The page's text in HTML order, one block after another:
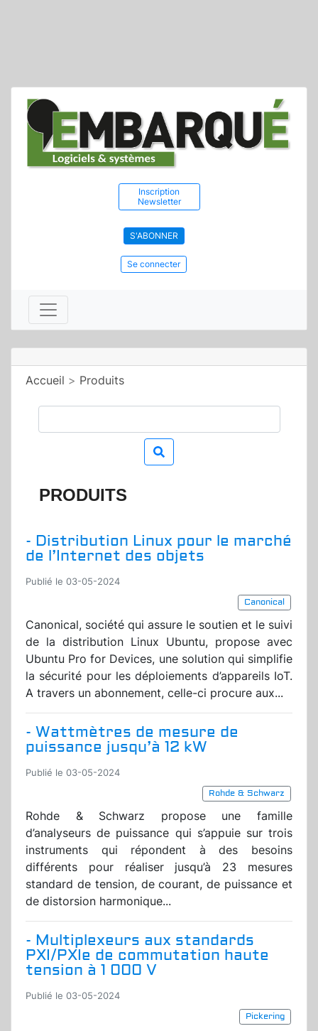
Inscription
Newsletter
S'ABONNER
Se connecter
Accueil > Produits
PRODUITS
- Distribution Linux pour le marché
de l’Internet des objets
Publié le 03-05-2024
Canonical
Canonical, société qui assure le soutien et le suivi
de la distribution Linux Ubuntu, propose avec
Ubuntu Pro for Devices, une solution qui simplifie
la sécurité pour les déploiements d’appareils IoT.
A travers un abonnement, celle-ci procure aux...
- Wattmètres de mesure de
puissance jusqu’à 12 kW
Publié le 03-05-2024
Rohde & Schwarz
Rohde & Schwarz propose une famille
d’analyseurs de puissance qui s’appuie sur trois
instruments qui répondent à des besoins
différents pour réaliser jusqu’à 23 mesures
standard de tension, de courant, de puissance et
de distorsion harmonique...
- Multiplexeurs aux standards
PXI/PXIe de commutation haute
tension à 1 000 V
Publié le 03-05-2024
Pickering